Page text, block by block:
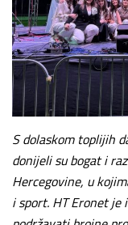
S dolaskom toplijih
donijeli su bogat i
Hercegovine, u
i sport. HT Eronet